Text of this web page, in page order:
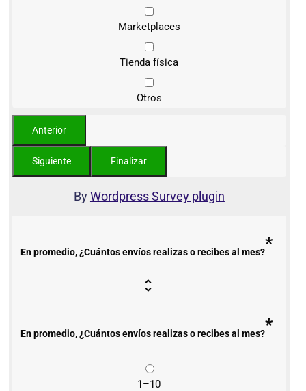
Marketplaces
Tienda física
Otros
ByWordpress Survey plugin
En promedio, ¿Cuántos envíos realizas o recibes al mes?*
En promedio, ¿Cuántos envíos realizas o recibes al mes?*
1–10